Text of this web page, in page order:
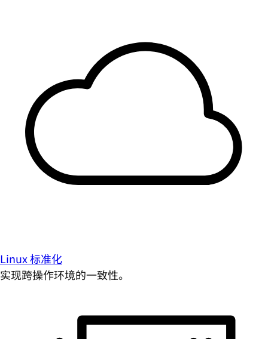
Linux 标准化
实现跨操作环境的一致性。